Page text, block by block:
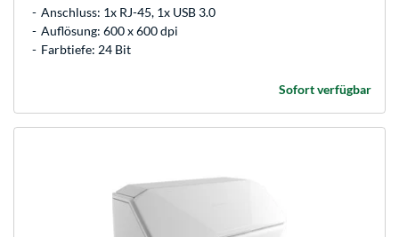
Anschluss: 1x RJ-45, 1x USB 3.0
Auflösung: 600 x 600 dpi
Farbtiefe: 24 Bit
Sofort verfügbar